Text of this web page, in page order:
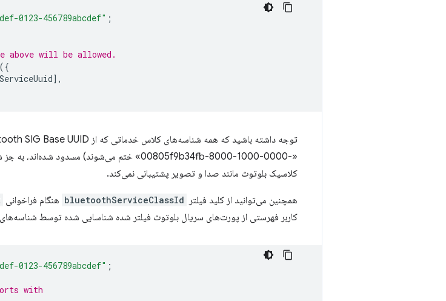
0123-456789abcdef" ;
above will be allowed.
({
],
کلاسیک بلوتوث مانند صدا و تصویر پشتیبانی نمی‌کند.
همچنین می‌توانید از کلید فیلتر bluetoothServiceClassId هنگام فراخوانی
کاربر فهرستی از پورت‌های سریال بلوتوث فیلتر شده شناسایی شده توسط
0123-456789abcdef" ;
with